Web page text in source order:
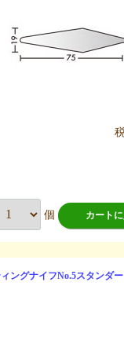
個 カート
グナイフNo.5スタンダー